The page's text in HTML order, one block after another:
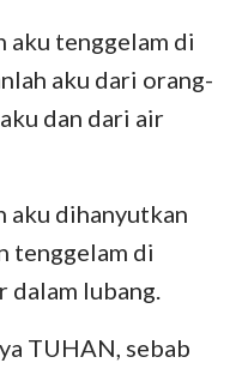
aku tenggelam di
aku dari orang-
dan dari air
aku dihanyutkan
tenggelam di
lubang.
TUHAN, sebab